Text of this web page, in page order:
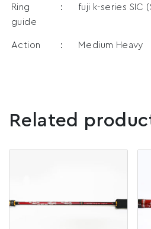
Ring
guide
: fuji k-series SIC
Action : Medium Heavy
Related